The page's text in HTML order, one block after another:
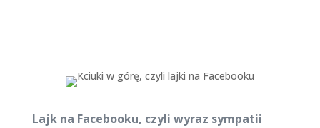
Lajk na Facebooku, czyli wyraz sympatii